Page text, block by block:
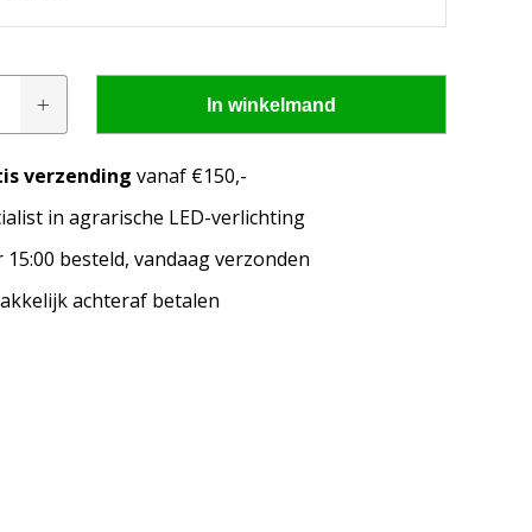
passen op mijn
model en het bouwjaar van jouw trekker en
lampen de LED configurator jou aanbeveelt!
In winkelmand
verzending vanaf €150,-
in agrarische LED-verlichting
15:00 besteld, vandaag verzonden
achteraf betalen